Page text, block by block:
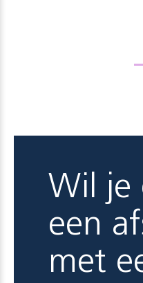
Wil je
een
met